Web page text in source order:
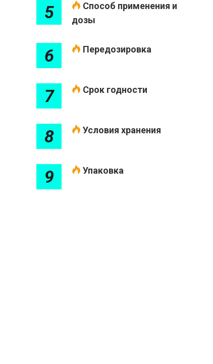
5
Способ применения и
дозы
6 Передозировка
7 Срок годности
8 Условия хранения
9 Упаковка